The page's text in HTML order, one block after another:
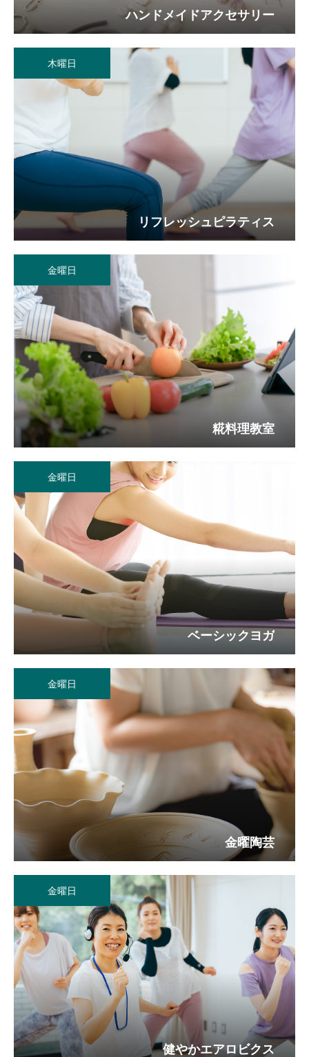
ハンドメイドアクセサリー
木曜日
リフレッシュピラティス
金曜日
糀料理教室
金曜日
ベーシックヨガ
金曜日
金曜陶芸
金曜日
健やかエアロビクス